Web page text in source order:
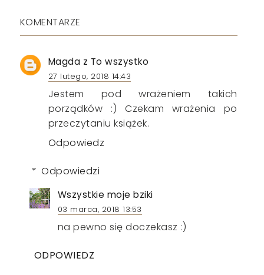
KOMENTARZE
Magda z To wszystko
27 lutego, 2018 14:43
Jestem pod wrażeniem takich
porządków :) Czekam wrażenia po
przeczytaniu książek.
Odpowiedz
Odpowiedzi
Wszystkie moje bziki
03 marca, 2018 13:53
na pewno się doczekasz :)
ODPOWIEDZ